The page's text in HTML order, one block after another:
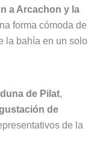
a Arcachon y la
forma cómoda de
la bahía en un solo
duna de Pilat,
de
de la